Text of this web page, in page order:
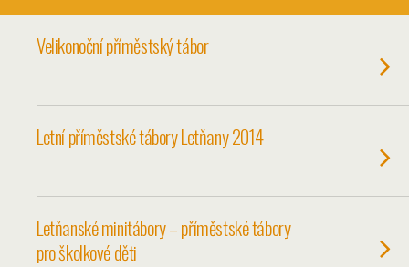
Velikonoční příměstský tábor
Letní příměstské tábory Letňany 2014
Letňanské minitábory – příměstské tábory
pro školkové děti